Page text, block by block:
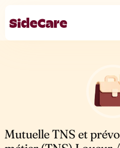
Mutuelle TNS et